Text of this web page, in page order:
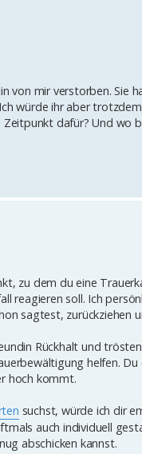
von mir verstorben. Sie
würde ihr aber
dafür? Und wo
zu dem du eine
reagieren soll. Ich
sagtest, zurückziehen
Rückhalt und
helfen.
hoch kommt.
suchst, würde ich dir
auch individuell
abschicken kannst.